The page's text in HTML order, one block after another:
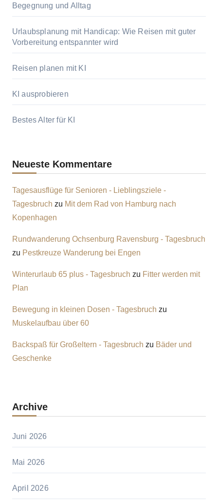
Begegnung und Alltag
Urlaubsplanung mit Handicap: Wie Reisen mit guter
Vorbereitung entspannter wird
Reisen planen mit KI
KI ausprobieren
Bestes Alter für KI
Neueste Kommentare
Tagesausflüge für Senioren - Lieblingsziele -
Tagesbruch zu Mit dem Rad von Hamburg nach
Kopenhagen
Rundwanderung Ochsenburg Ravensburg - Tagesbruch
zu Pestkreuze Wanderung bei Engen
Winterurlaub 65 plus - Tagesbruch zu Fitter werden mit
Plan
Bewegung in kleinen Dosen - Tagesbruch zu
Muskelaufbau über 60
Backspaß für Großeltern - Tagesbruch zu Bäder und
Geschenke
Archive
Juni 2026
Mai 2026
April 2026